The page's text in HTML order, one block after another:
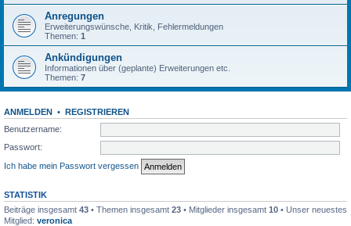
Anregungen
Erweiterungswünsche, Kritik, Fehlermeldungen
Themen: 1
Ankündigungen
Informationen über (geplante) Erweiterungen etc.
Themen: 7
ANMELDEN • REGISTRIEREN
Benutzername:
Passwort:
Ich habe mein Passwort vergessen
STATISTIK
Beiträge insgesamt 43 • Themen insgesamt 23 • Mitglieder insgesamt 10 • Unser neuestes
Mitglied: veronica